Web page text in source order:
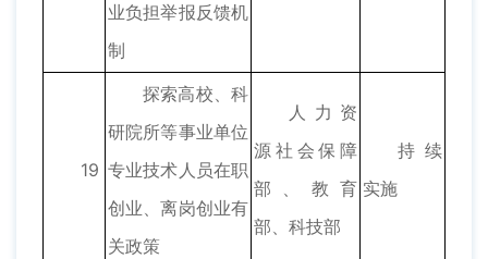
业负担举报反馈机
制
19
探索高校、科
研院所等事业单位
专业技术人员在职
创业、离岗创业有
关政策
人力资
源社会保障
部、教育
部、科技部
持续
实施